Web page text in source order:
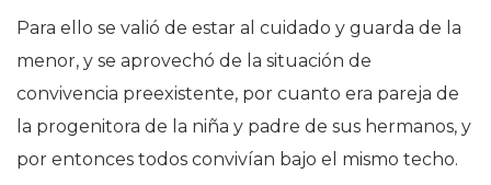
Para ello se valió de estar al cuidado y guarda de la
menor, y se aprovechó de la situación de
convivencia preexistente, por cuanto era pareja de
la progenitora de la niña y padre de sus hermanos, y
por entonces todos convivían bajo el mismo techo.